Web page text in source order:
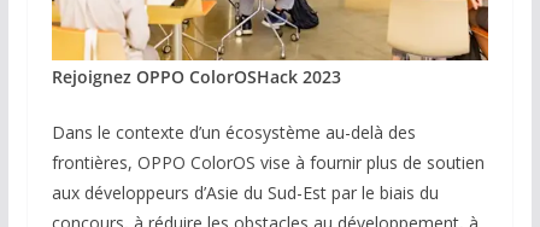
Rejoignez OPPO ColorOSHack 2023
Dans le contexte d’un écosystème au-delà des
frontières, OPPO ColorOS vise à fournir plus de soutien
aux développeurs d’Asie du Sud-Est par le biais du
concours, à réduire les obstacles au développement, à